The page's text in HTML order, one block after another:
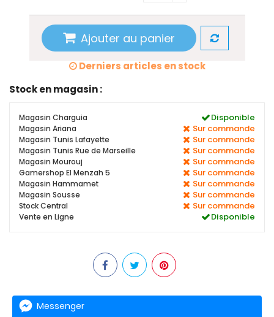
Ajouter au panier
Derniers articles en stock
Stock en magasin :
Magasin Charguia Disponible
Magasin Ariana Sur commande
Magasin Tunis Lafayette Sur commande
Magasin Tunis Rue de Marseille Sur commande
Magasin Mourouj Sur commande
Gamershop El Menzah 5 Sur commande
Magasin Hammamet Sur commande
Magasin Sousse Sur commande
Stock Central Sur commande
Vente en Ligne Disponible
Messenger